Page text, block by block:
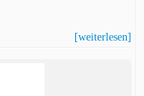
[weiterlesen]